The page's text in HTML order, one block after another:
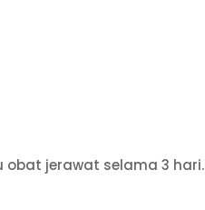
obat jerawat selama 3 hari.